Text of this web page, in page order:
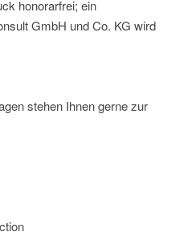
honorarfrei; ein
GmbH und Co. KG wird
stehen Ihnen gerne zur